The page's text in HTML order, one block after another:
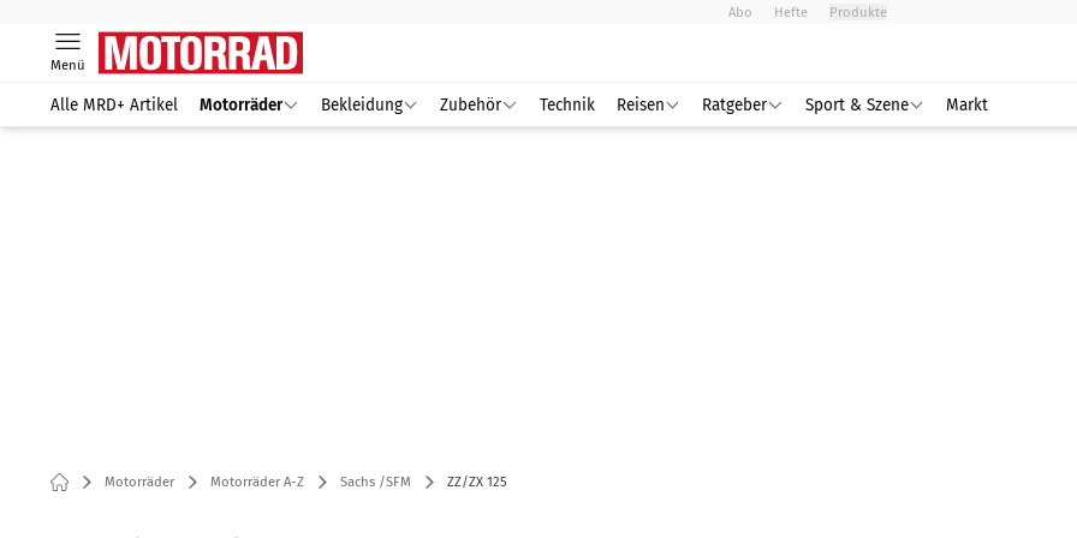
Abo Hefte Produkte
Menü
Alle MRD+ Artikel Motorräder Bekleidung Zubehör Technik Reisen Ratgeber Sport & Szene Markt
Motorräder Motorräder A-Z Sachs /SFM ZZ/ZX 125